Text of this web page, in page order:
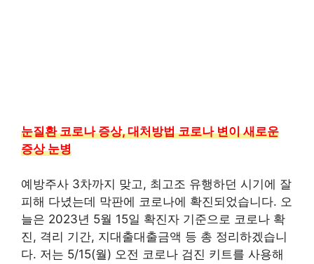
눈질환 코로나 증상, 대처방법 코로나 변이 새로운
증상 눈병
예방주사 3차까지 맞고, 최고조 유행하던 시기에 잘
피해 다녔는데 막판에 코로나에 확진되었습니다. 오
늘은 2023년 5월 15일 확진자 기준으로 코로나 확
진, 격리 기간, 지대출대출금액 등 총 정리하겠습니
다. 저는 5/15(월) 오전 코로나 검진 키트를 사용해